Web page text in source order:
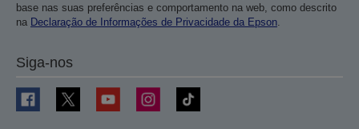
base nas suas preferências e comportamento na web, como descrito
na Declaração de Informações de Privacidade da Epson
Siga-nos